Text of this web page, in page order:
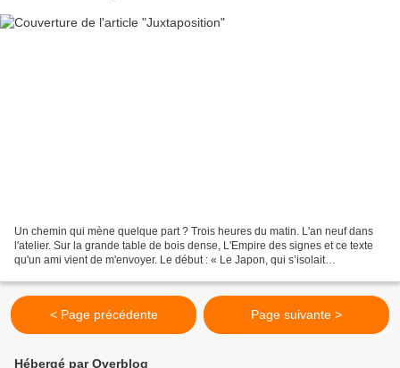
Un chemin qui mène quelque part ? Trois heures du matin. L'an neuf dans
l'atelier. Sur la grande table de bois dense, L'Empire des signes et ce texte
qu'un ami vient de m'envoyer. Le début : « Le Japon, qui s’isolait
< Page précédente Page suivante >
Hébergé par Overblog